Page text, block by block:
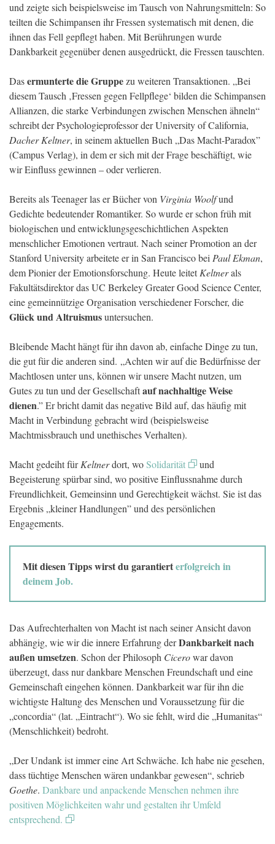
und zeigte sich beispielsweise im Tausch von Nahrungsmitteln: So
teilten die Schimpansen ihr Fressen systematisch mit denen, die
ihnen das Fell gepflegt haben. Mit Berührungen wurde
Dankbarkeit gegenüber denen ausgedrückt, die Fressen tauschten.
Dasermunterte die Gruppezu weiteren Transaktionen. „Bei
diesem Tausch ‚Fressen gegen Fellpflege‘ bilden die Schimpansen
Allianzen, die starke Verbindungen zwischen Menschen ähneln“
schreibt der Psychologieprofessor der University of California,
Dacher Keltner, in seinem aktuellen Buch „Das Macht-Paradox”
(Campus Verlag), in dem er sich mit der Frage beschäftigt, wie
wir Einfluss gewinnen – oder verlieren.
Bereits als Teenager las er Bücher von Virginia Woolfund
Gedichte bedeutender Romantiker. So wurde er schon früh mit
biologischen und entwicklungsgeschichtlichen Aspekten
menschlicher Emotionen vertraut. Nach seiner Promotion an der
Stanford University arbeitete er in San Francisco bei Paul Ekman,
dem Pionier der Emotionsforschung. Heute leitetKeltnerals
Fakultätsdirektor das UC Berkeley Greater Good Science Center,
eine gemeinnützige Organisation verschiedener Forscher, die
Glück und Altruismusuntersuchen.
Bleibende Macht hängt für ihn davon ab, einfache Dinge zu tun,
die gut für die anderen sind. „Achten wir auf die Bedürfnisse der
Machtlosen unter uns, können wir unsere Macht nutzen, um
Gutes zu tun und der Gesellschaftauf nachhaltige Weise
dienen.” Er bricht damit das negative Bild auf, das häufig mit
Macht in Verbindung gebracht wird (beispielsweise
Machtmissbrauch und unethisches Verhalten).
Macht gedeiht fürKeltnerdort, woSolidarität
und
Begeisterung spürbar sind, wo positive Einflussnahme durch
Freundlichkeit, Gemeinsinn und Gerechtigkeit wächst. Sie ist das
Ergebnis „kleiner Handlungen” und des persönlichen
Engagements.
Mit diesen Tipps wirst du garantierterfolgreich in
deinem Job.
Das Aufrechterhalten von Macht ist nach seiner Ansicht davon
abhängig, wie wir die innere Erfahrung derDankbarkeit nach
außen umsetzen. Schon der Philosoph Cicerowar davon
überzeugt, dass nur dankbare Menschen Freundschaft und eine
Gemeinschaft eingehen können. Dankbarkeit war für ihn die
wichtigste Haltung des Menschen und Voraussetzung für die
„concordia“ (lat. „Eintracht“). Wo sie fehlt, wird die „Humanitas“
(Menschlichkeit) bedroht.
„Der Undank ist immer eine Art Schwäche. Ich habe nie gesehen,
dass tüchtige Menschen wären undankbar gewesen“, schrieb
Goethe. Dankbare und anpackende Menschen nehmen ihre
positiven Möglichkeiten wahr und gestalten ihr Umfeld
entsprechend.